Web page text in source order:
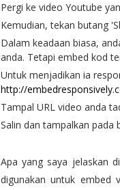
Pergi ke video Youtube
Kemudian, tekan butang
Dalam keadaan biasa,
anda. Tetapi embed kod
Untuk menjadikan ia
http://
Tampal URL video anda
Salin dan tampalkan pada
Apa yang saya jelaskan
digunakan untuk embed